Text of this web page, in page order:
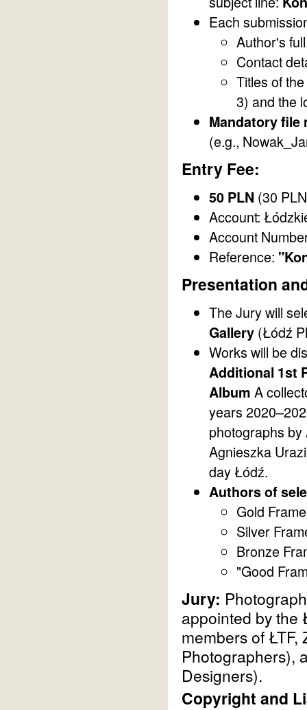
Each
Author's
Contact
Titles of
3) and the
Mandatory file
(e.g.,
Entry Fee:
50 PLN (30
Account:
Account
Reference:
Presentation
The Jury will
Gallery (Łódź
Works will be
Additional 1st
Album A
years
photographs
Agnieszka
day Łódź.
Authors of
Gold
Silver
Bronze
"Good
Jury:
appointed by the
members of ŁTF,
Photographers),
Designers).
Copyright and